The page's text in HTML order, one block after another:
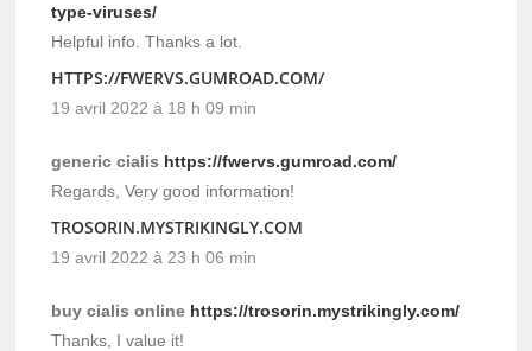
type-viruses/
Helpful info. Thanks a lot.
HTTPS://FWERVS.GUMROAD.COM/
19 avril 2022 à 18 h 09 min
generic cialis https://fwervs.gumroad.com/
Regards, Very good information!
TROSORIN.MYSTRIKINGLY.COM
19 avril 2022 à 23 h 06 min
buy cialis online https://trosorin.mystrikingly.com/
Thanks, I value it!